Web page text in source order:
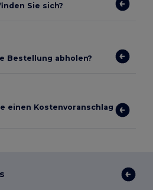
Sie sich?
Bestellung abholen?
einen Kostenvoranschlag